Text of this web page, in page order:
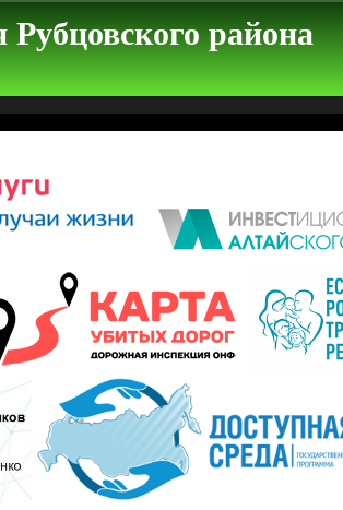
района